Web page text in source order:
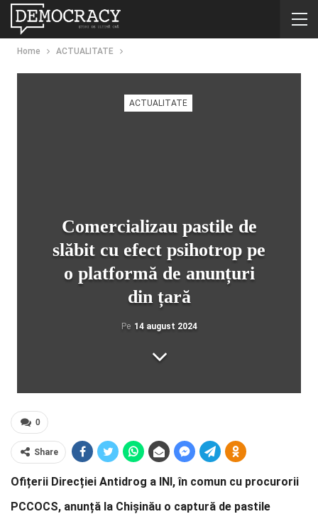
Home ACTUALITATE
ACTUALITATE
Comercializau pastile de
slăbit cu efect psihotrop pe
o platformă de anunțuri
din țară
Pe 14 august 2024
0
Share
Ofițerii Direcției Antidrog a INI, în comun cu procurorii
PCCOCS, anunță la Chișinău o captură de pastile